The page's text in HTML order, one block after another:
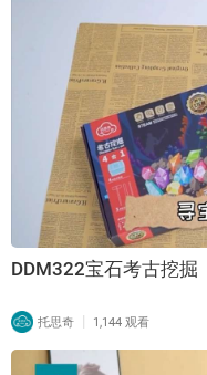
DDM322宝石考古挖掘
托思奇 | 1,144 观看